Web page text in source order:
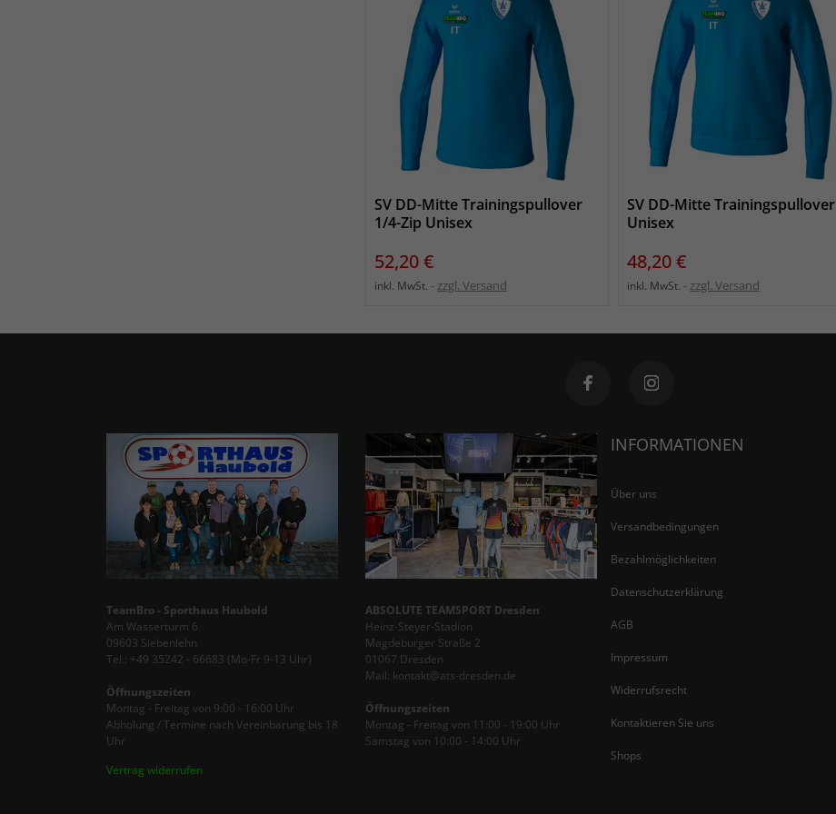
SV DD-Mitte Trainingspullover
1/4-Zip Unisex
Preis
52,20 €
inkl. MwSt. zzgl. Versand
SV DD-Mitte Trainingspullover
Unisex
Preis
48,20 €
inkl. MwSt. zzgl. Versand
TeamBro - Sporthaus Haubold
Am Wasserturm 6
09603 Siebenlehn
Tel.: +49 35242 - 66683 (Mo-Fr 9-13 Uhr)
Öffnungszeiten
Montag - Freitag von 9:00 - 16:00 Uhr
Abholung / Termine nach Vereinbarung bis 18
Uhr
Vertrag widerrufen
ABSOLUTE TEAMSPORT Dresden
Heinz-Steyer-Stadion
Magdeburger Straße 2
01067 Dresden
Mail: kontakt@ats-dresden.de
Öffnungszeiten
Montag - Freitag von 11:00 - 19:00 Uhr
Samstag von 10:00 - 14:00 Uhr
INFORMATIONEN
Über uns
Versandbedingungen
Bezahlmöglichkeiten
Datenschutzerklärung
AGB
Impressum
Widerrufsrecht
Kontaktieren Sie uns
Shops